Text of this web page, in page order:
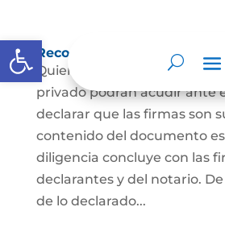
Abrir barra de herramientas
Reconocimiento de firma y
Quienes hayan firmado un
privado podrán acudir ante
declarar que las firmas son
contenido del documento
diligencia concluye con las
declarantes y del notario.
de lo declarado...